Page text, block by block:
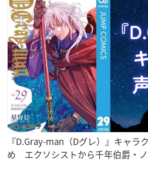
『D.Gray-man（Dグレ）』キャラ
め エクソシストから千年伯爵・